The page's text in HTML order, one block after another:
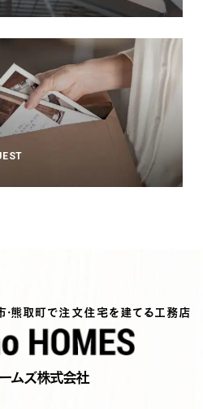
・熊取町で注文住宅を建てる工務店
ムズ株式会社